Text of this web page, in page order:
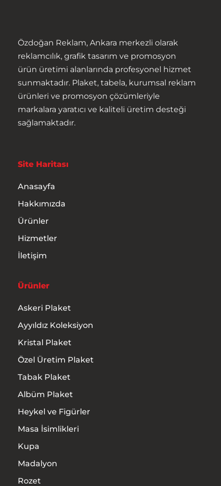
Özdoğan Reklam, Ankara merkezli olarak
reklamcılık, grafik tasarım ve promosyon
ürün üretimi alanlarında profesyonel hizmet
sunmaktadır. Plaket, tabela, kurumsal reklam
ürünleri ve promosyon çözümleriyle
markalara yaratıcı ve kaliteli üretim desteği
sağlamaktadır.
Site Haritası
Anasayfa
Hakkımızda
Ürünler
Hizmetler
İletişim
Ürünler
Askeri Plaket
Ayyıldız Koleksiyon
Kristal Plaket
Özel Üretim Plaket
Tabak Plaket
Albüm Plaket
Heykel ve Figürler
Masa İsimlikleri
Kupa
Madalyon
Rozet